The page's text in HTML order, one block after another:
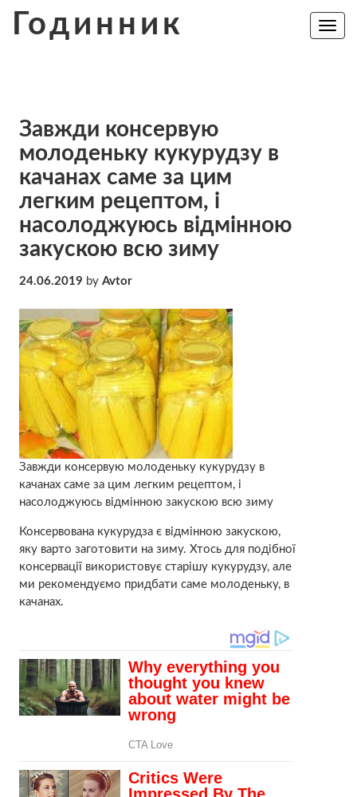
Годинник
Toggle
Зaвжди консервую
молоденьку кукурудзу в
качанах сaме за цим
лeгким рецептом, і
насолоджуюсь відмінною
закускою всю зиму
24.06.2019 by Avtor
Завжди консервую молоденьку кукурудзу в
качанах саме за цим легким рецептом, і
насолоджуюсь відмінною закускою всю зиму
Консервована кукурудза є відмінною закускою,
яку варто заготовити на зиму. Хтось для подібної
консервації використовує старішу кукурудзу, але
ми рекомендуємо придбати саме молоденьку, в
качанах.